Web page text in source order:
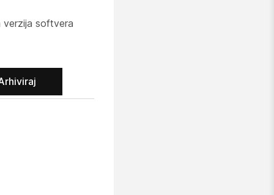
verzija softvera